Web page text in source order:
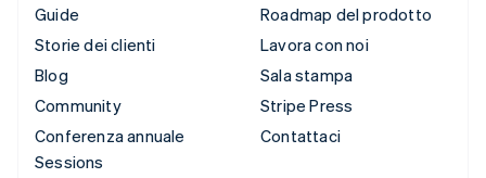
Guide
Storie dei clienti
Blog
Community
Conferenza annuale
Sessions
Roadmap del prodotto
Lavora con noi
Sala stampa
Stripe Press
Contattaci